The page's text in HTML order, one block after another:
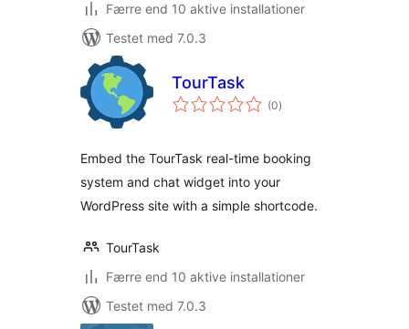
Færre end 10 aktive installationer
Testet med 7.0.3
TourTask
(0totale
bedømmelser
)
Embed the TourTask real-time booking
system and chat widget into your
WordPress site with a simple shortcode.
TourTask
Færre end 10 aktive installationer
Testet med 7.0.3